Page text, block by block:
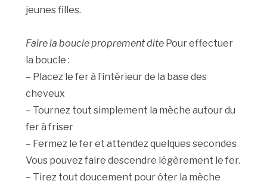
jeunes filles.
Faire la boucle proprement dite Pour effectuer
la boucle :
– Placez le fer à l’intérieur de la base des
cheveux
– Tournez tout simplement la mèche autour du
fer à friser
– Fermez le fer et attendez quelques secondes
Vous pouvez faire descendre légèrement le fer.
– Tirez tout doucement pour ôter la mèche